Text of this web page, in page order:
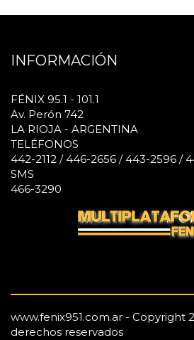
INFORMACIÓN
FÉNIX 95.1 - 101.1
Av. Perón 742
LA RIOJA - ARGENTINA
TELÉFONOS
442-2112 / 446-2656 / 443-2596 /
SMS
466-3290
www.fenix951.com.ar - Copyright
derechos reservados